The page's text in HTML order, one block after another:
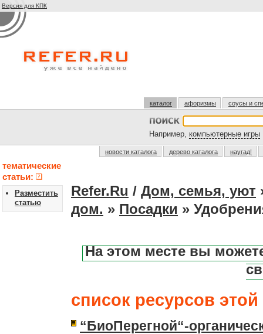
Версия для КПК
каталог афоризмы соусы и
Например, компьютерные игры
новости каталога дерево каталога наугад!
тематические
статьи:
Разместить
статью
Refer.Ru / Дом, семья, уют
дом. » Посадки »
На этом месте вы
список ресурсов этой
“БиоПерегной“-